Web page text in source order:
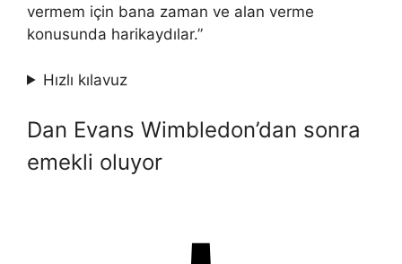
vermem için bana zaman ve alan verme
konusunda harikaydılar.”
Hızlı kılavuz
Dan Evans Wimbledon’dan sonra
emekli oluyor